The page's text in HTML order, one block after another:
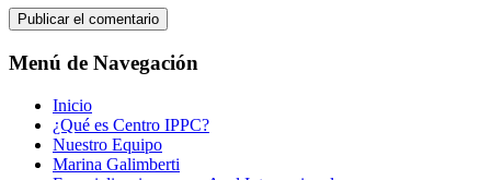
Menú de Navegación
Inicio
¿Qué es Centro IPPC?
Nuestro Equipo
Marina Galimberti